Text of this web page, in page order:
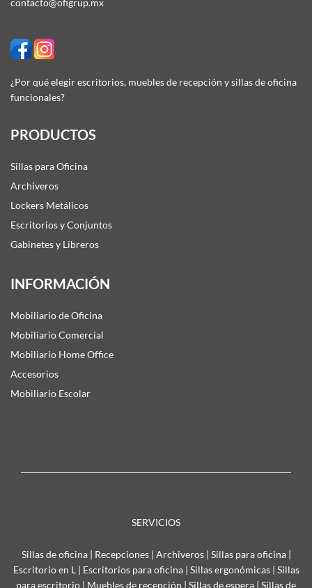
contacto@ofigrup.mx
¿Por qué elegir escritorios, muebles de recepción y sillas de oficina
funcionales?
PRODUCTOS
Sillas para Oficina
Archiveros
Lockers Metálicos
Escritorios y Conjuntos
Gabinetes y Libreros
INFORMACIÓN
Mobiliario de Oficina
Mobiliario Comercial
Mobiliario Home Office
Accesorios
Mobiliario Escolar
SERVICIOS
Sillas de oficina| Recepciones| Archiveros| Sillas para oficina|
Escritorio en L | Escritorios para oficina| Sillas ergonómicas| Sillas
para escritorio | Muebles de recepción | Sillas de espera | Sillas de